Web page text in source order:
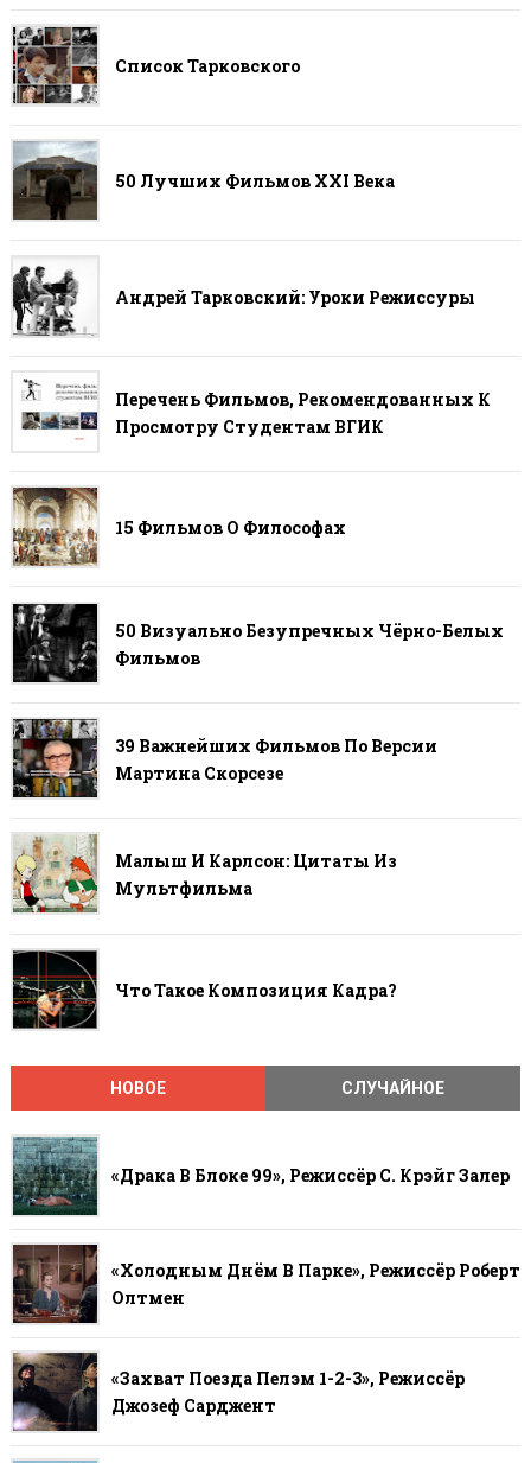
Список Тарковского
50 Лучших Фильмов ХХI Века
Андрей Тарковский: Уроки Режиссуры
Перечень Фильмов, Рекомендованных К
Просмотру Студентам ВГИК
15 Фильмов О Философах
50 Визуально Безупречных Чёрно-Белых
Фильмов
39 Важнейших Фильмов По Версии
Мартина Скорсезе
Малыш И Карлсон: Цитаты Из
Мультфильма
Что Такое Композиция Кадра?
НОВОЕ СЛУЧАЙНОЕ
«Драка В Блоке 99», Режиссёр С. Крэйг Залер
«Холодным Днём В Парке», Режиссёр Роберт
Олтмен
«Захват Поезда Пелэм 1-2-3», Режиссёр
Джозеф Сарджент